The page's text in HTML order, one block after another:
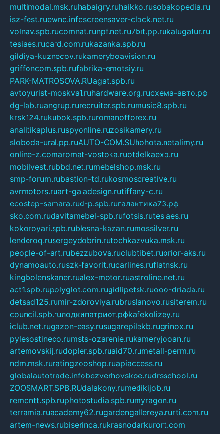
multimodal.msk.ruhabaigry.ruhaikko.rusobakopedia.ru
isz-fest.ruewnc.infoscreensaver-clock.net.ru
volnav.spb.rucomnat.runpf.net.ru7bit.pp.rukalugatur.ru
tesiaes.rucard.com.rukazanka.spb.ru
gildiya-kuznecov.rukameryboavision.ru
griffoncom.spb.rufabrika-emotsiy.ru
PARK-MATROSOVA.RUagat.spb.ru
avtoyurist-moskva1.ruhardware.org.ruсхема-авто.рф
dg-lab.ruangrup.rurecruiter.spb.rumusic8.spb.ru
krsk124.rukubok.spb.ruromanofforex.ru
analitikaplus.ruspyonline.ruzosikamery.ru
sloboda-ural.pp.ruAUTO-COM.SUhohota.netalimy.ru
online-z.comaromat-vostoka.ruotdelkaexp.ru
mobilvest.rubbd.net.rumebelshop.msk.ru
smp-forum.rubastion-td.rukosmoscreative.ru
avrmotors.ruart-galadesign.rutiffany-c.ru
ecostep-samara.rud-p.spb.ruгалактика73.рф
sko.com.rudavitamebel-spb.rufotsis.rutesiaes.ru
kokoroyari.spb.rublesna-kazan.rumossilver.ru
lenderoq.rusergeydobrin.rutochkazvuka.msk.ru
people-of-art.rubezzubova.ruclubtibet.ruorior-aks.ru
dynamoauto.ruszk-favorit.rucarlines.ruflatnsk.ru
kingbolenskaner.rualex-motor.ruastroline.net.ru
act1.spb.rupolyglot.com.rugidlipetsk.ruooo-driada.ru
detsad125.rumir-zdoroviya.rubruslanovo.rusiterem.ru
council.spb.ruлодкипатриот.рфkafekolizey.ru
iclub.net.rugazon-easy.rusugarepilekb.rugrinox.ru
pylesostineco.rumsts-ozarenie.rukameryjooan.ru
artemovskij.rudopler.spb.ruaid70.rumetall-perm.ru
ndm.msk.ruratingzooshop.ruapiaccess.ru
globalautotrade.infobezverhovskoe.rudrsschool.ru
ZOOSMART.SPB.RUdalakony.rumedikijob.ru
remontt.spb.ruphotostudia.spb.rumyragon.ru
terramia.ruacademy62.rugardengallereya.rurti.com.ru
artem-news.rubiserinca.rukrasnodarkurort.com